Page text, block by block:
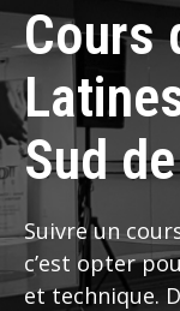
Cours
Sud
Suivre un
c’est opter
et technique.